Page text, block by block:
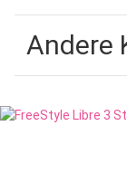
Andere